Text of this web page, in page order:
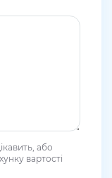
або
вартості